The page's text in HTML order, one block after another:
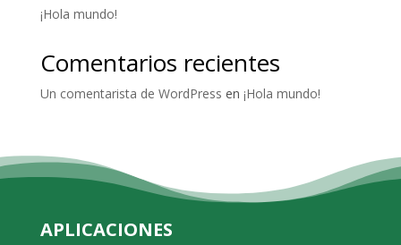
¡Hola mundo!
Comentarios recientes
Un comentarista de WordPress en ¡Hola mundo!
APLICACIONES